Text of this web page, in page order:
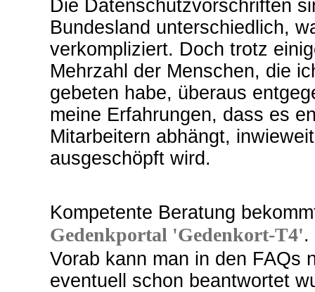
Die Datenschutzvorschriften
Bundesland unterschiedlich,
verkompliziert. Doch trotz
Mehrzahl der Menschen, die
gebeten habe, überaus
meine Erfahrungen, dass es
Mitarbeitern abhängt,
ausgeschöpft wird.
Kompetente Beratung
Gedenkportal 'Gedenkort-T4'.
Vorab kann man in den FAQs
eventuell schon beantwortet